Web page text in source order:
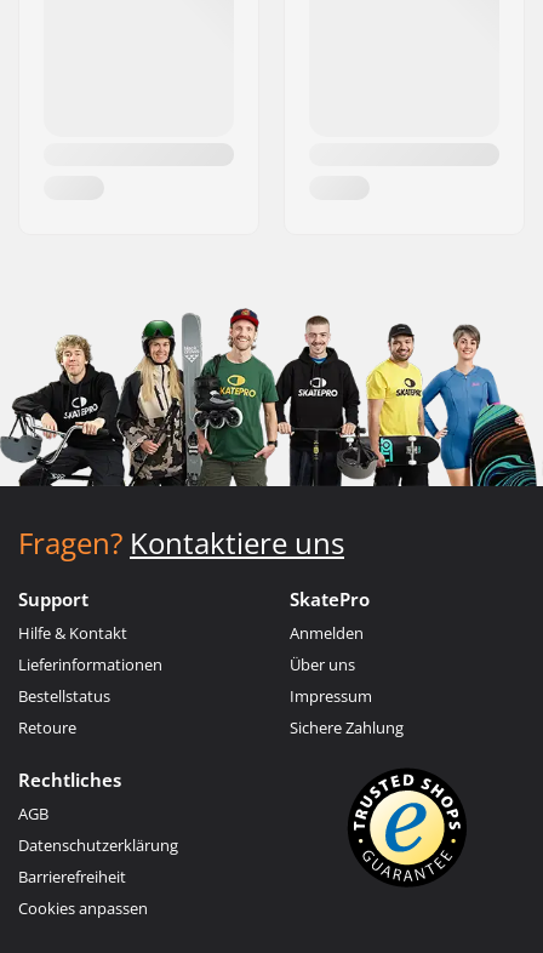
Fragen? Kontaktiere uns
Support
Hilfe & Kontakt
Lieferinformationen
Bestellstatus
Retoure
SkatePro
Anmelden
Über uns
Impressum
Sichere Zahlung
Rechtliches
AGB
Datenschutzerklärung
Barrierefreiheit
Cookies anpassen